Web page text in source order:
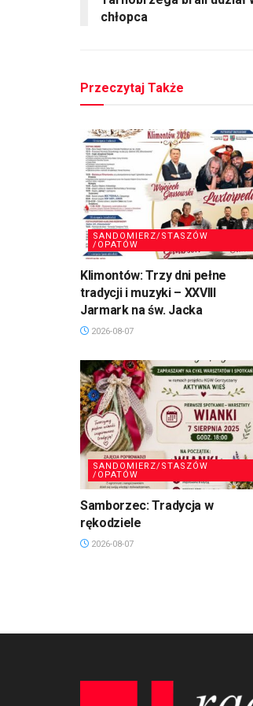
chłopca
Przeczytaj Także
SANDOMIERZ/STASZÓW
/OPATÓW
Klimontów: Trzy dni pełne
tradycji i muzyki – XXVIII
Jarmark na św. Jacka
2026-08-07
SANDOMIERZ/STASZÓW
/OPATÓW
Samborzec: Tradycja w
rękodziele
2026-08-07